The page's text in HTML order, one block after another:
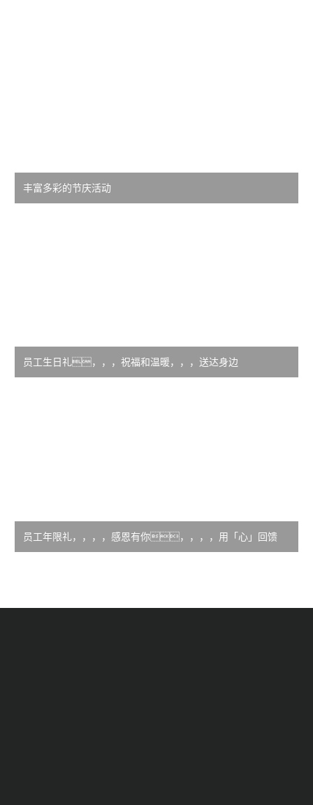
丰富多彩的节庆活动
员工生日礼，，，祝福和温暖，，，送达身边
员工年限礼，，，，感恩有你，，，，用「心」回馈